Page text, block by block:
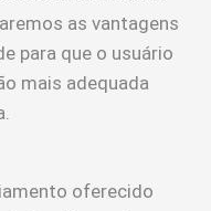
as vantagens
para que o usuário
mais adequada
oferecido